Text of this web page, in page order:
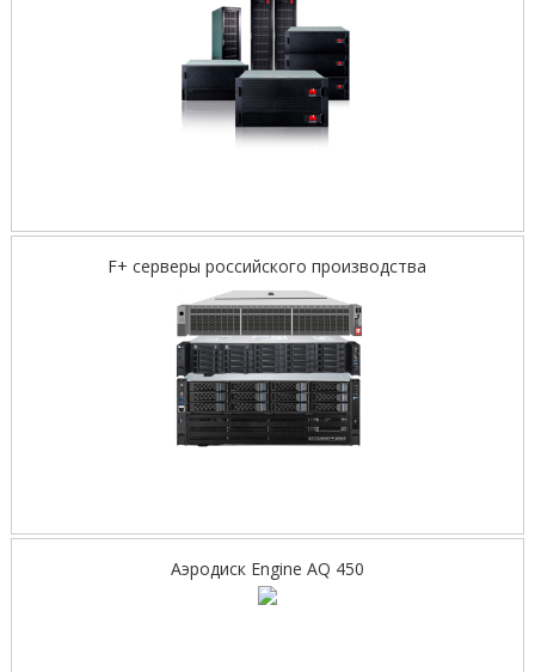
F+ серверы российского производства
Аэродиск Engine AQ 450